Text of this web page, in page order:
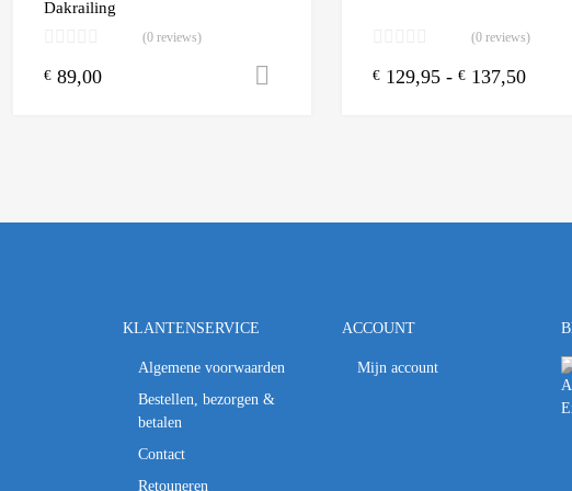
Toevoegen aan winkelwagen
Dakrailing
(0 reviews)
€ 89,00 Toevoegen aan winkelwagen
(0 reviews)
€ 129,95 - € 137,50
KLANTENSERVICE
Algemene voorwaarden
Bestellen, bezorgen &
betalen
Contact
Retouneren
ACCOUNT
Mijn account